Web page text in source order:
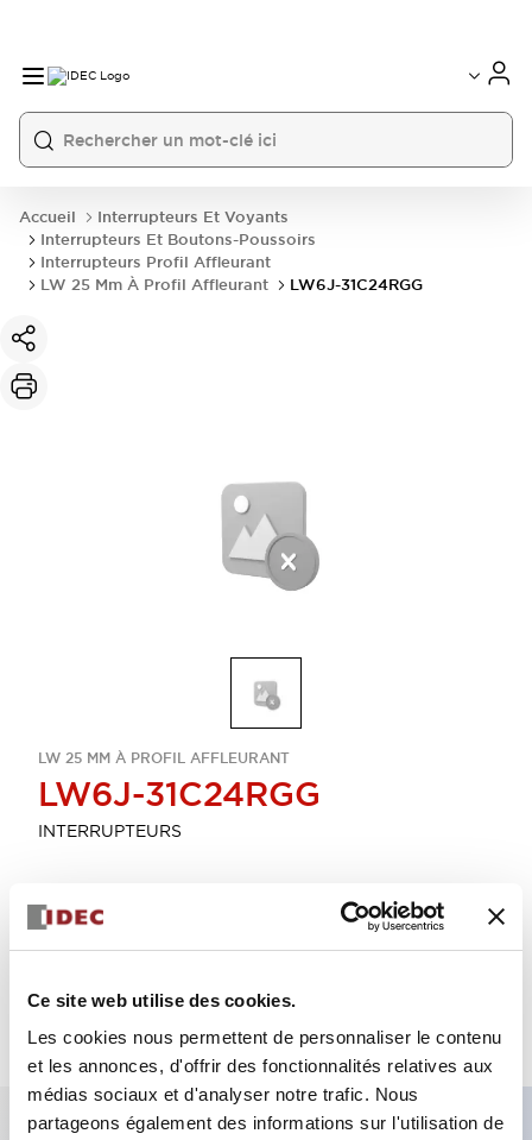
Ce site web utilise des cookies.
Les cookies nous permettent de personnaliser le contenu
et les annonces, d'offrir des fonctionnalités relatives aux
médias sociaux et d'analyser notre trafic. Nous
partageons également des informations sur l'utilisation de
Accueil
Interrupteurs Et Voyants
Interrupteurs Et Boutons-Poussoirs
Interrupteurs Profil Affleurant
LW 25 Mm À Profil Affleurant
LW6J-31C24RGG
LW 25 MM À PROFIL AFFLEURANT
LW6J-31C24RGG
INTERRUPTEURS
Sélectionner la quantité